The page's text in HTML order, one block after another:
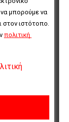
μπορούμε να
ιστότοπο.
πολιτική